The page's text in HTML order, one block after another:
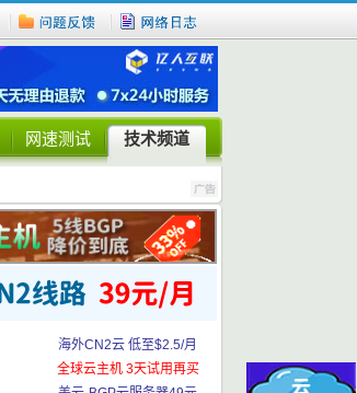
网速测试 技术频道
海外CN2云 低至$2.5/月
全球云主机 3天试用再买